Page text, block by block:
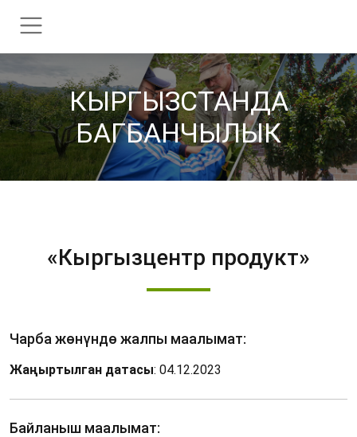
КЫРГЫЗСТАНДА
БАГБАНЧЫЛЫК
«Кыргызцентр продукт»
Чарба жөнүндө жалпы маалымат:
Жаңыртылган датасы: 04.12.2023
Байланыш маалымат: